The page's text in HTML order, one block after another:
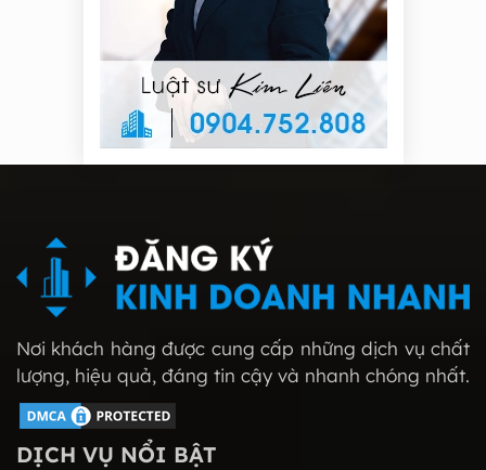
Nơi khách hàng được cung cấp những dịch vụ chất
lượng, hiệu quả, đáng tin cậy và nhanh chóng nhất.
DỊCH VỤ NỔI BẬT